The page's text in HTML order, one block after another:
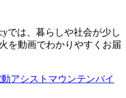
では、暮らしや社会が少し
を動画でわかりやすくお届